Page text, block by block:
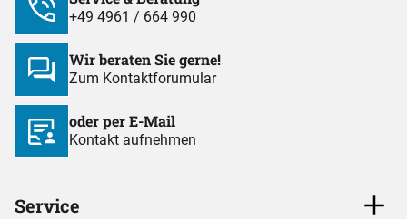
+49 4961 / 664 990
Wir beraten Sie gerne!
Zum Kontaktforumular
oder per E-Mail
Kontakt aufnehmen
Service